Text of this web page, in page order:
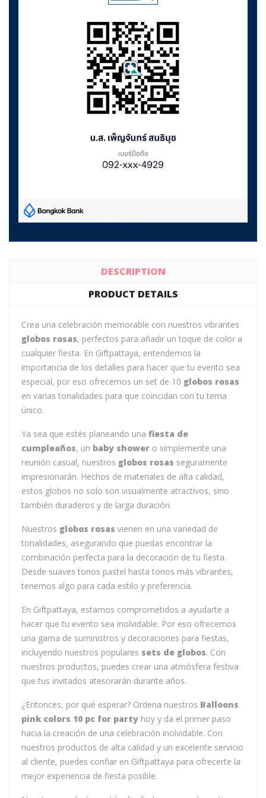
DESCRIPTION
PRODUCT DETAILS
Crea una celebración memorable con nuestros vibrantes
globos rosas, perfectos para añadir un toque de color a
cualquier fiesta. En Giftpattaya, entendemos la
importancia de los detalles para hacer que tu evento sea
especial, por eso ofrecemos un set de 10 globos rosas
en varias tonalidades para que coincidan con tu tema
único.
Ya sea que estés planeando una fiesta de
cumpleaños, un baby shower o simplemente una
reunión casual, nuestros globos rosas seguramente
impresionarán. Hechos de materiales de alta calidad,
estos globos no solo son visualmente atractivos, sino
también duraderos y de larga duración.
Nuestros globos rosas vienen en una variedad de
tonalidades, asegurando que puedas encontrar la
combinación perfecta para la decoración de tu fiesta.
Desde suaves tonos pastel hasta tonos más vibrantes,
tenemos algo para cada estilo y preferencia.
En Giftpattaya, estamos comprometidos a ayudarte a
hacer que tu evento sea inolvidable. Por eso ofrecemos
una gama de suministros y decoraciones para fiestas,
incluyendo nuestros populares sets de globos. Con
nuestros productos, puedes crear una atmósfera festiva
que tus invitados atesorarán durante años.
¿Entonces, por qué esperar? Ordena nuestros Balloons
pink colors 10 pc for party hoy y da el primer paso
hacia la creación de una celebración inolvidable. Con
nuestros productos de alta calidad y un excelente servicio
al cliente, puedes confiar en Giftpattaya para ofrecerte la
mejor experiencia de fiesta posible.